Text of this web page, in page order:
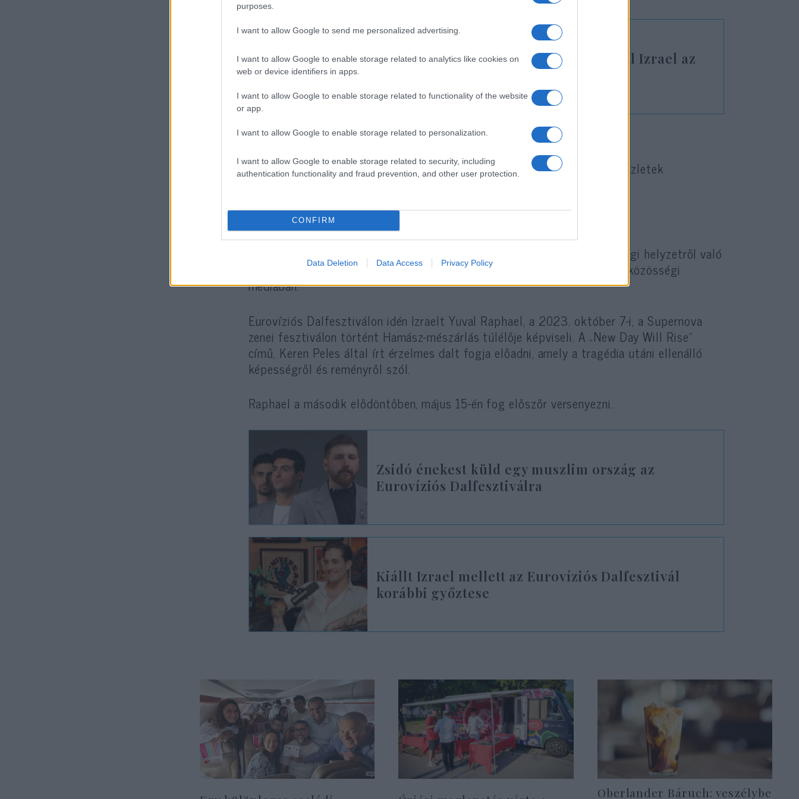
purposes.
I want to allow Google to send me personalized advertising.
I want to allow Google to enable storage related to analytics like cookies on
web or device identifiers in apps.
I want to allow Google to enable storage related to functionality of the website
or app.
I want to allow Google to enable storage related to personalization.
I want to allow Google to enable storage related to security, including
authentication functionality and fraud prevention, and other user protection.
CONFIRM
Data Deletion Data Access Privacy Policy
„Új nap virrad” – gyönyörű dallal indul Izrael az
Eurovíziós Dalfesztiválon
5. Maradjon éber utazás közben, figyeljen a környezetére.
6. Kerülje a tartózkodási helyével vagy utazási terveivel kapcsolatos részletek
megosztását a közösségi médiában.
7. Kerülje az izraeli és zsidó szimbólumok nyilvános megjelenítését.
8. Kerülje a katonai vagy tartalékos szolgálatról vagy az izraeli biztonsági helyzetről való
beszélgetést, és kerülje az ezzel kapcsolatos tartalmak közzétételét a közösségi
médiában.
Eurovíziós Dalfesztiválon idén Izraelt Yuval Raphael, a 2023. október 7-i, a Supernova
zenei fesztiválon történt Hamász-mészárlás túlélője képviseli. A „New Day Will Rise”
című, Keren Peles által írt érzelmes dalt fogja előadni, amely a tragédia utáni ellenálló
képességről és reményről szól.
Raphael a második elődöntőben, május 15-én fog előszőr versenyezni.
Zsidó énekest küld egy muszlim ország az
Eurovíziós Dalfesztiválra
Kiállt Izrael mellett az Eurovíziós Dalfesztivál
korábbi győztese
Oberlander Báruch: veszélybe